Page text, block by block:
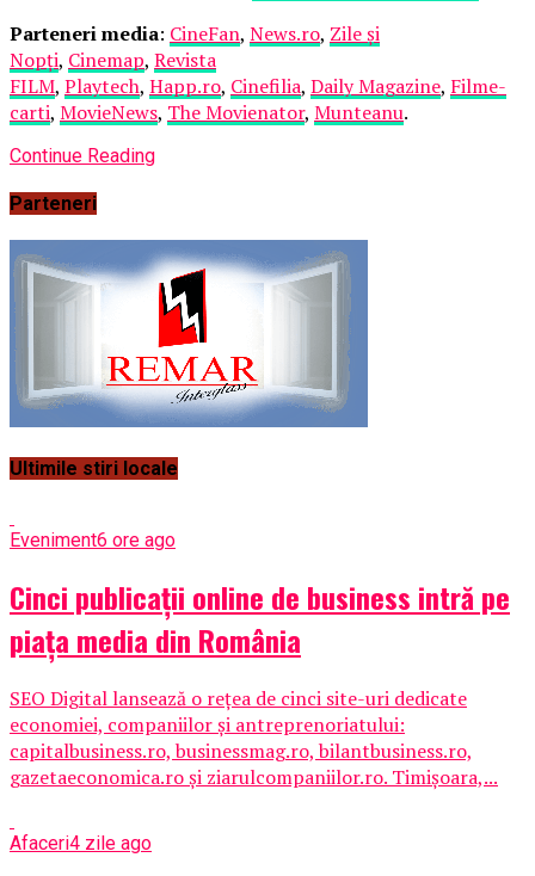
Parteneri media: CineFan, News.ro, Zile și
Nopți, Cinemap, Revista
FILM, Playtech, Happ.ro, Cinefilia, Daily Magazine, Filme-
carti, MovieNews, The Movienator, Munteanu.
Continue Reading
Parteneri
Ultimile stiri locale
Eveniment6 ore ago
Cinci publicații online de business intră pe
piața media din România
SEO Digital lansează o rețea de cinci site-uri dedicate
economiei, companiilor și antreprenoriatului:
capitalbusiness.ro, businessmag.ro, bilantbusiness.ro,
gazetaeconomica.ro și ziarulcompaniilor.ro. Timișoara,...
Afaceri4 zile ago